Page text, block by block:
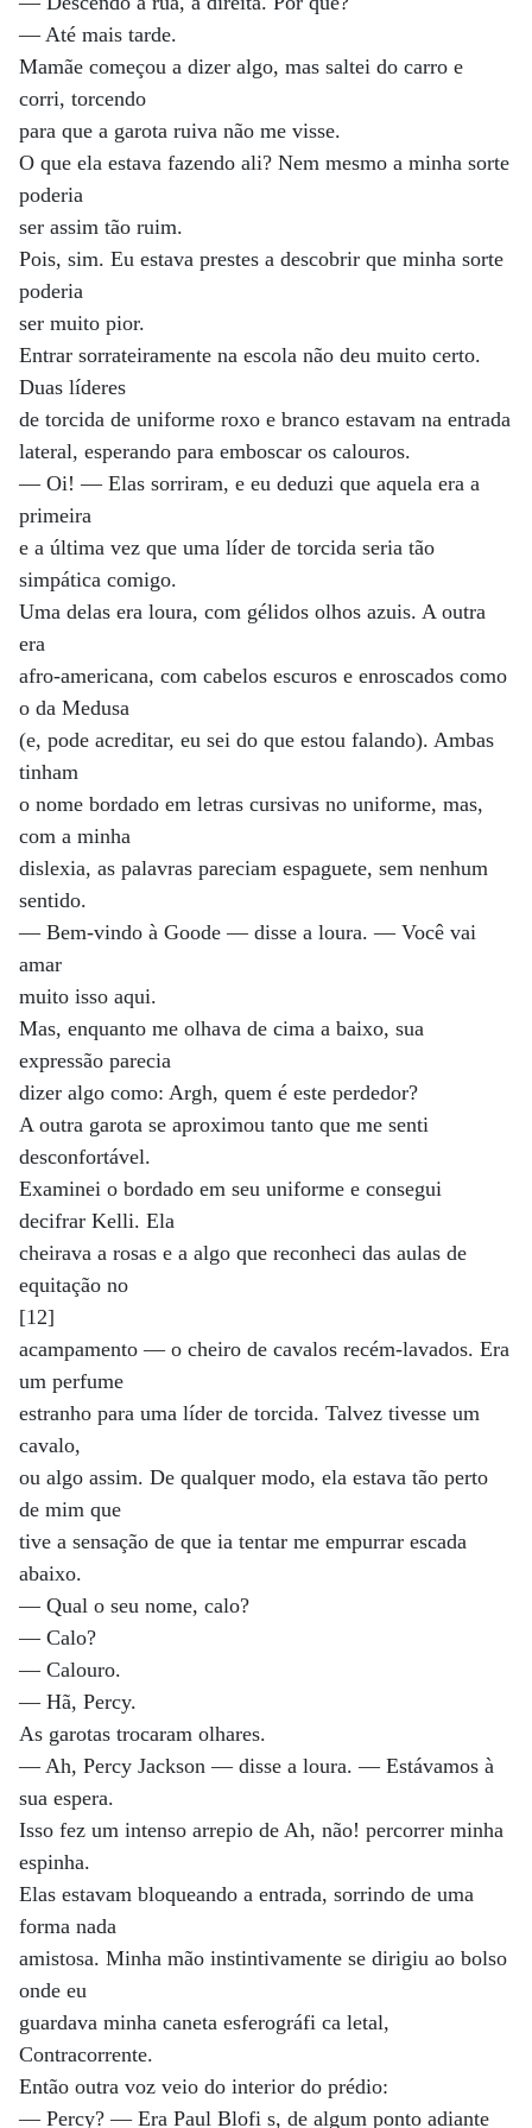
— Até mais tarde.
Mamãe começou a dizer algo, mas saltei do carro e
corri, torcendo
para que a garota ruiva não me visse.
O que ela estava fazendo ali? Nem mesmo a minha sorte
poderia
ser assim tão ruim.
Pois, sim. Eu estava prestes a descobrir que minha sorte
poderia
ser muito pior.
Entrar sorrateiramente na escola não deu muito certo.
Duas líderes
de torcida de uniforme roxo e branco estavam na entrada
lateral, esperando para emboscar os calouros.
— Oi! — Elas sorriram, e eu deduzi que aquela era a
primeira
e a última vez que uma líder de torcida seria tão
simpática comigo.
Uma delas era loura, com gélidos olhos azuis. A outra
era
afro-americana, com cabelos escuros e enroscados como
o da Medusa
(e, pode acreditar, eu sei do que estou falando). Ambas
tinham
o nome bordado em letras cursivas no uniforme, mas,
com a minha
dislexia, as palavras pareciam espaguete, sem nenhum
sentido.
— Bem-vindo à Goode — disse a loura. — Você vai
amar
muito isso aqui.
Mas, enquanto me olhava de cima a baixo, sua
expressão parecia
dizer algo como: Argh, quem é este perdedor?
A outra garota se aproximou tanto que me senti
desconfortável.
Examinei o bordado em seu uniforme e consegui
decifrar Kelli. Ela
cheirava a rosas e a algo que reconheci das aulas de
equitação no
[12]
acampamento — o cheiro de cavalos recém-lavados. Era
um perfume
estranho para uma líder de torcida. Talvez tivesse um
cavalo,
ou algo assim. De qualquer modo, ela estava tão perto
de mim que
tive a sensação de que ia tentar me empurrar escada
abaixo.
— Qual o seu nome, calo?
— Calo?
— Calouro.
— Hã, Percy.
As garotas trocaram olhares.
— Ah, Percy Jackson — disse a loura. — Estávamos à
sua espera.
Isso fez um intenso arrepio de Ah, não! percorrer minha
espinha.
Elas estavam bloqueando a entrada, sorrindo de uma
forma nada
amistosa. Minha mão instintivamente se dirigiu ao bolso
onde eu
guardava minha caneta esferográfi ca letal,
Contracorrente.
Então outra voz veio do interior do prédio:
— Percy? — Era Paul Blofi s, de algum ponto adiante